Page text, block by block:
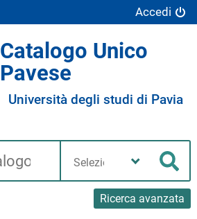
Accedi
Catalogo Unico
Pavese
Università degli studi di Pavia
Ricerca avanzata
biblioteca